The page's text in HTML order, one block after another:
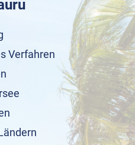
Verfahren